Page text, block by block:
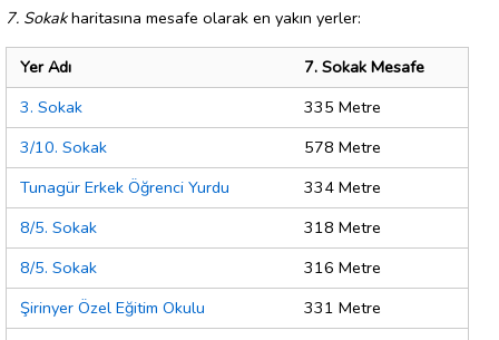
7. Sokakharitasına mesafe olarak en yakın yerler:
Yer Adı
7. Sokak Mesafe
3. Sokak
335 Metre
3/10. Sokak
578 Metre
Tunagür Erkek Öğrenci Yurdu
334 Metre
8/5. Sokak
318 Metre
8/5. Sokak
316 Metre
Şirinyer Özel Eğitim Okulu
331 Metre